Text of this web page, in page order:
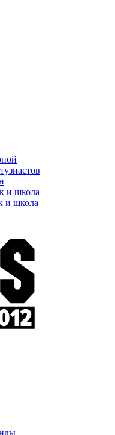
и школа
и школа